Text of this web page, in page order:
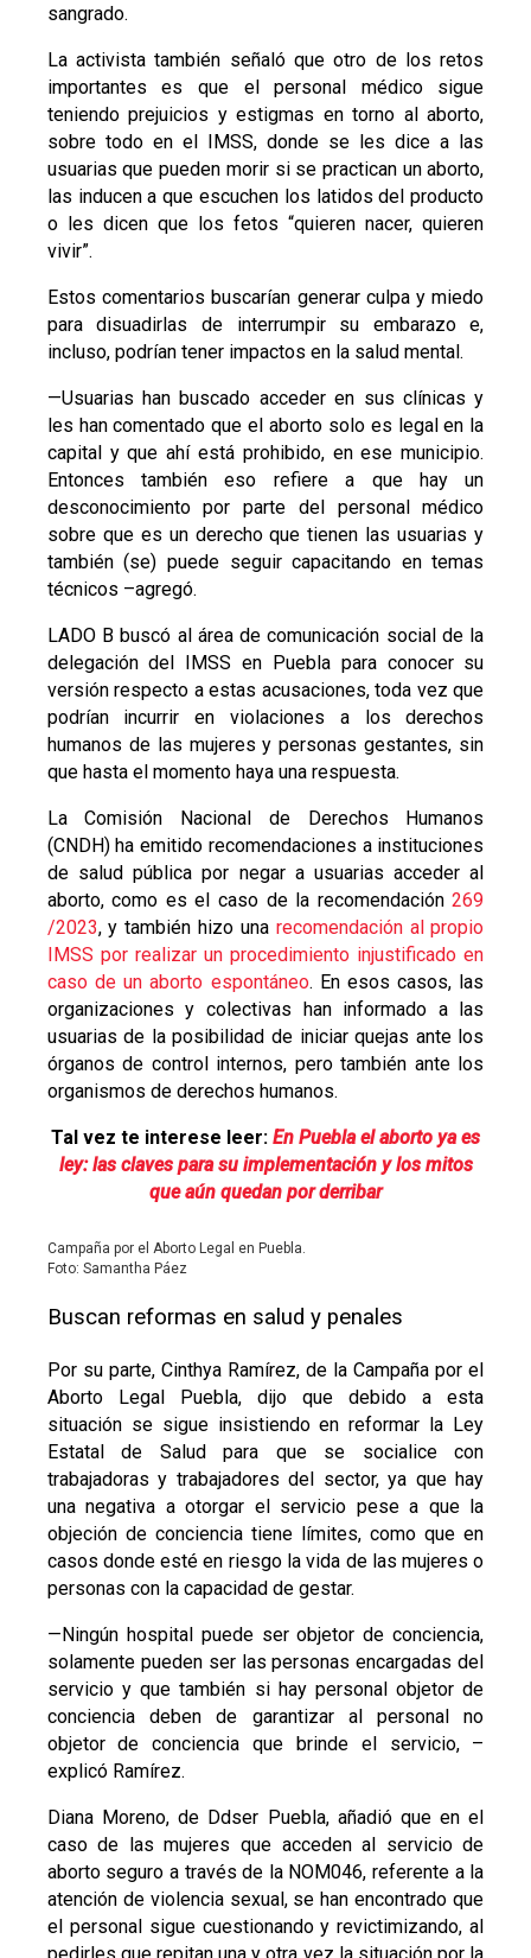
sangrado.
La activista también señaló que otro de los retos
importantes es que el personal médico sigue
teniendo prejuicios y estigmas en torno al aborto,
sobre todo en el IMSS, donde se les dice a las
usuarias que pueden morir si se practican un aborto,
las inducen a que escuchen los latidos del producto
o les dicen que los fetos “quieren nacer, quieren
vivir”.
Estos comentarios buscarían generar culpa y miedo
para disuadirlas de interrumpir su embarazo e,
incluso, podrían tener impactos en la salud mental.
—Usuarias han buscado acceder en sus clínicas y
les han comentado que el aborto solo es legal en la
capital y que ahí está prohibido, en ese municipio.
Entonces también eso refiere a que hay un
desconocimiento por parte del personal médico
sobre que es un derecho que tienen las usuarias y
también (se) puede seguir capacitando en temas
técnicos –agregó.
LADO B buscó al área de comunicación social de la
delegación del IMSS en Puebla para conocer su
versión respecto a estas acusaciones, toda vez que
podrían incurrir en violaciones a los derechos
humanos de las mujeres y personas gestantes, sin
que hasta el momento haya una respuesta.
La Comisión Nacional de Derechos Humanos
(CNDH) ha emitido recomendaciones a instituciones
de salud pública por negar a usuarias acceder al
aborto, como es el caso de la recomendación269
/2023, y también hizo una recomendación al propio
IMSS por realizar un procedimiento injustificado en
caso de un aborto espontáneo. En esos casos, las
organizaciones y colectivas han informado a las
usuarias de la posibilidad de iniciar quejas ante los
órganos de control internos, pero también ante los
organismos de derechos humanos.
Tal vez te interese leer: En Puebla el aborto ya es
ley: las claves para su implementación y los mitos
que aún quedan por derribar
Campaña por el Aborto Legal en Puebla.
Foto: Samantha Páez
Buscan reformas en salud y penales
Por su parte, Cinthya Ramírez, de la Campaña por el
Aborto Legal Puebla, dijo que debido a esta
situación se sigue insistiendo en reformar la Ley
Estatal de Salud para que se socialice con
trabajadoras y trabajadores del sector, ya que hay
una negativa a otorgar el servicio pese a que la
objeción de conciencia tiene límites, como que en
casos donde esté en riesgo la vida de las mujeres o
personas con la capacidad de gestar.
—Ningún hospital puede ser objetor de conciencia,
solamente pueden ser las personas encargadas del
servicio y que también si hay personal objetor de
conciencia deben de garantizar al personal no
objetor de conciencia que brinde el servicio, –
explicó Ramírez.
Diana Moreno, de Ddser Puebla, añadió que en el
caso de las mujeres que acceden al servicio de
aborto seguro a través de la NOM046, referente a la
atención de violencia sexual, se han encontrado que
el personal sigue cuestionando y revictimizando, al